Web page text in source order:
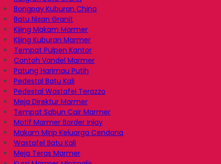
Bongpay Kuburan China
Batu Nisan Granit
Kijing Makam Marmer
Kijing Kuburan Marmer
Tempat Pulpen Kantor
Contoh Vandel Marmer
Patung Harimau Putih
Pedestal Batu Kali
Pedestal Wastafel Terazzo
Meja Direktur Marmer
Tempat Sabun Cair Marmer
Motif Marmer Border Inlay
Makam Mirip Keluarga Cendana
Wastafel Batu Kali
Meja Teras Marmer